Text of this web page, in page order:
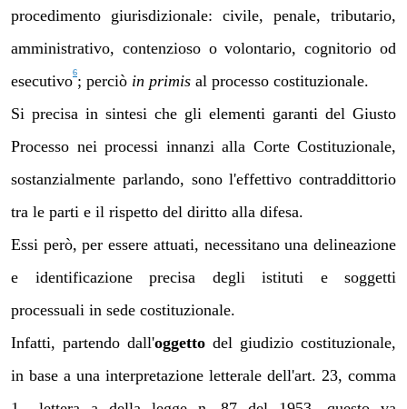
procedimento giurisdizionale: civile, penale, tributario,
amministrativo, contenzioso o volontario, cognitorio od
esecutivo6; perciò in primis al processo costituzionale.
Si precisa in sintesi che gli elementi garanti del Giusto
Processo nei processi innanzi alla Corte Costituzionale,
sostanzialmente parlando, sono l'effettivo contraddittorio
tra le parti e il rispetto del diritto alla difesa.
Essi però, per essere attuati, necessitano una delineazione
e identificazione precisa degli istituti e soggetti
processuali in sede costituzionale.
Infatti, partendo dall'oggetto del giudizio costituzionale,
in base a una interpretazione letterale dell'art. 23, comma